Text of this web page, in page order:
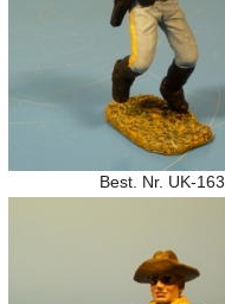
Best. Nr. UK-